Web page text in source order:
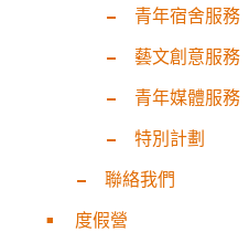
青年宿舍服務
藝文創意服務
青年媒體服務
特別計劃
聯絡我們
度假營